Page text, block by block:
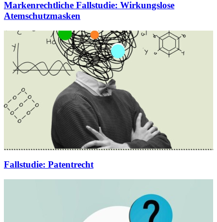
Markenrechtliche Fallstudie: Wirkungslose
Atemschutzmasken
Fallstudie: Patentrecht